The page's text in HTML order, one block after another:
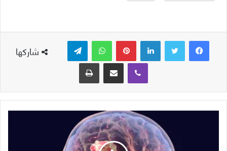
شاركها
لينكدإن بينتيريست واتساب
ڤايبر
مشاركة عبر البريد طباعة